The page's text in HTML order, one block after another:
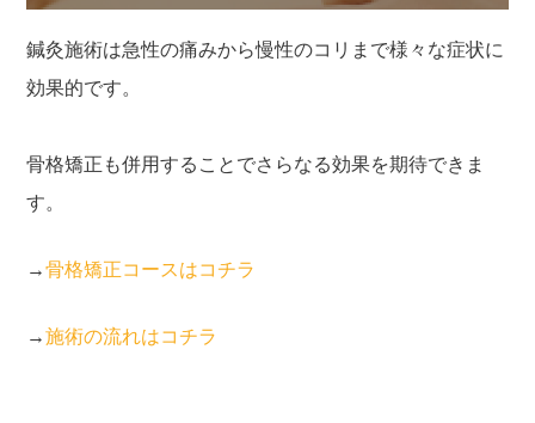
鍼灸施術は急性の痛みから慢性のコリまで様々な症状に
効果的です。
骨格矯正も併用することでさらなる効果を期待できま
す。
→骨格矯正コースはコチラ
→施術の流れはコチラ